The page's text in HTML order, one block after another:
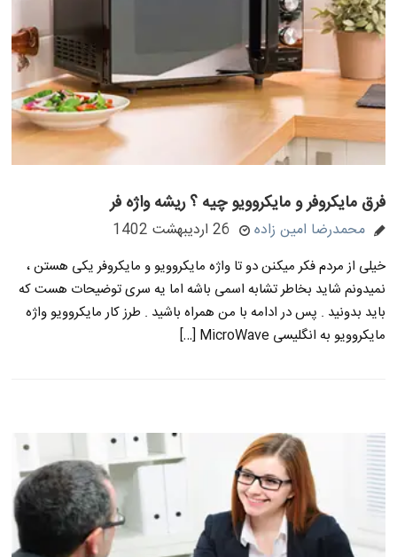
فرق مایکروفر و مایکروویو چیه ؟ ریشه واژه فر
محمدرضا امین زاده 26 اردیبهشت 1402
خیلی از مردم فکر میکنن دو تا واژه مایکروویو و مایکروفر یکی هستن ،
نمیدونم شاید بخاطر تشابه اسمی باشه اما یه سری توضیحات هست که
باید بدونید . پس در ادامه با من همراه باشید . طرز کار مایکروویو واژه
مایکروویو به انگلیسی MicroWave […]